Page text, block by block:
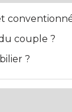
couple ?
?